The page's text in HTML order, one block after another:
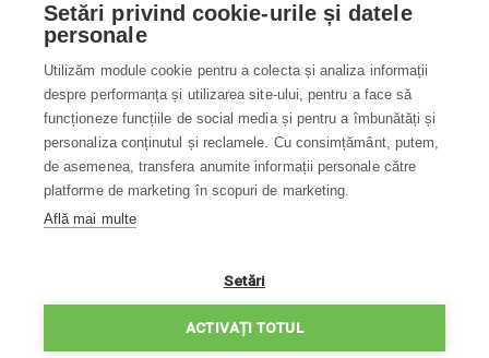
Cum cumpăr
Contact
Contactați-ne
info@robotworld.ro
031 22 97 010
POLITICA DE CONFIDENȚIALITATE
Setări privind cookie-urile și datele
personale
Utilizăm module cookie pentru a colecta și analiza informații
despre performanța și utilizarea site-ului, pentru a face să
funcționeze funcțiile de social media și pentru a îmbunătăți și
personaliza conținutul și reclamele. Cu consimțământ, putem,
de asemenea, transfera anumite informații personale către
platforme de marketing în scopuri de marketing.
Află mai multe
Setări
ACTIVAȚI TOTUL